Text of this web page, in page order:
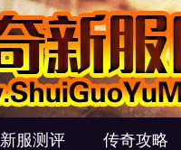
新服测评 传奇攻略